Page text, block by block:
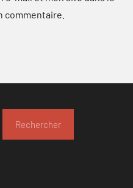
commentaire.
Rechercher